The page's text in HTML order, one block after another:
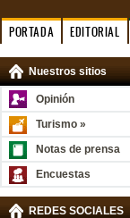
PORTADA EDITORIAL
Nuestros sitios
Opinión
Turismo »
Notas de prensa
Encuestas
REDES SOCIALES